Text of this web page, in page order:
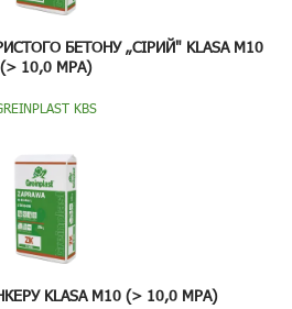
БЕТОНУ „СІРИЙ" KLASA M10
(> 10,0 MPA)
KBS
KLASA M10 (> 10,0 MPA)